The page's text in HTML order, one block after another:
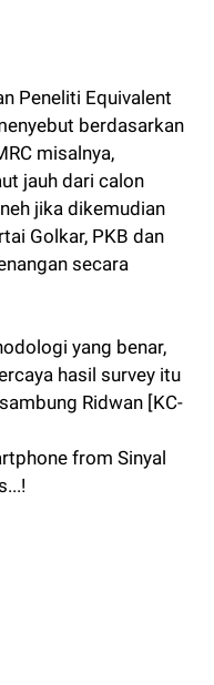
Peneliti Equivalent
berdasarkan
misalnya,
jauh dari calon
jika dikemudian
Golkar, PKB dan
secara
yang benar,
hasil survey itu
Ridwan [KC-
from Sinyal